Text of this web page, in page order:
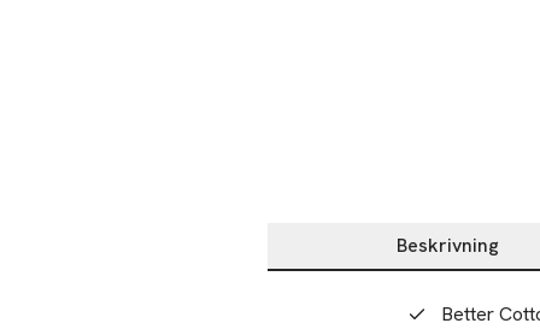
Beskrivning
Beskrivning
Better